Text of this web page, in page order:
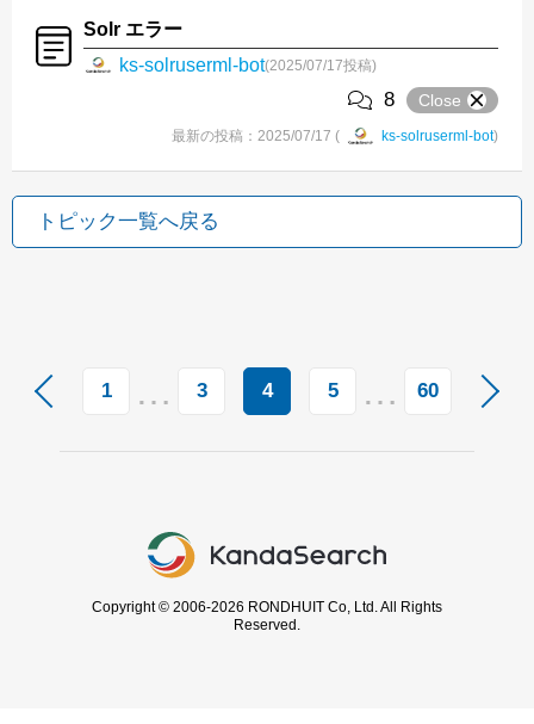
Solr エラー
ks-solruserml-bot(2025/07/17投稿)
8 Close
最新の投稿：2025/07/17 ( ks-solruserml-bot)
トピック一覧へ戻る
1 … 3 4 5 … 60
Copyright © 2006-2026 RONDHUIT Co, Ltd. All Rights
Reserved.